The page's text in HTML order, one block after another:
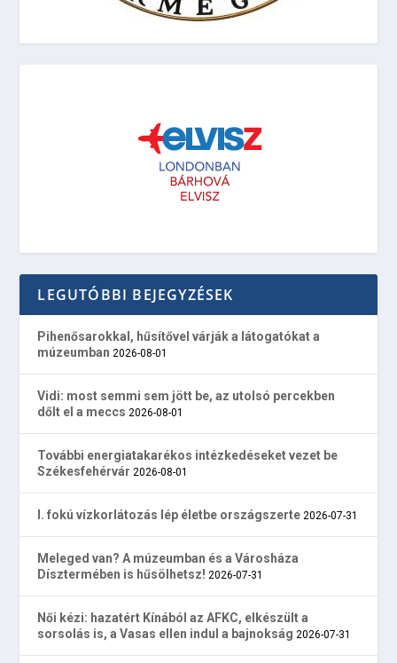
LEGUTÓBBI BEJEGYZÉSEK
Pihenősarokkal, hűsítővel várják a látogatókat a
múzeumban 2026-08-01
Vidi: most semmi sem jött be, az utolsó percekben
dőlt el a meccs 2026-08-01
További energiatakarékos intézkedéseket vezet be
Székesfehérvár 2026-08-01
I. fokú vízkorlátozás lép életbe országszerte 2026-07-31
Meleged van? A múzeumban és a Városháza
Dísztermében is hűsölhetsz! 2026-07-31
Női kézi: hazatért Kínából az AFKC, elkészült a
sorsolás is, a Vasas ellen indul a bajnokság 2026-07-31